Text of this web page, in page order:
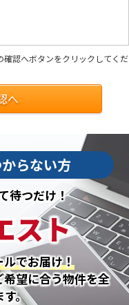
確認へボタンをクリックしてくだ
へ
らない方
待つだけ！
スト
ルでお届け！
望に合う物件を全
す。